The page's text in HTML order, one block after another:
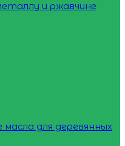
и ржавчине
для деревянных